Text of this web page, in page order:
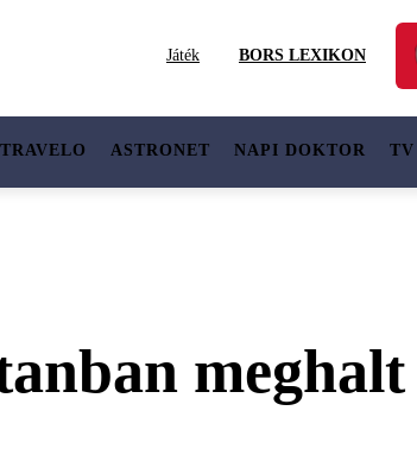
Játék BORS LEXIKON
TRAVELO ASTRONET NAPI DOKTOR TV